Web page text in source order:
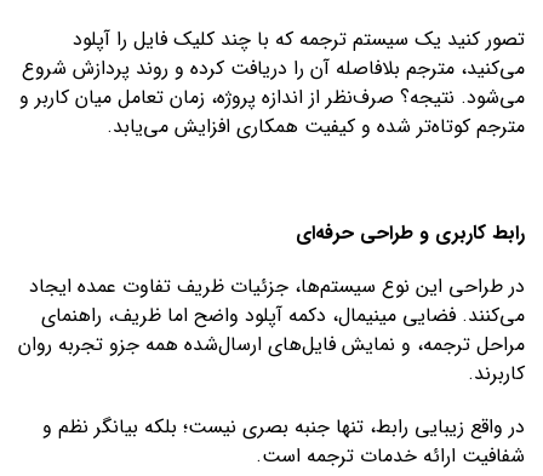
تصور کنید یک سیستم ترجمه که با چند کلیک فایل را آپلود
می‌کنید، مترجم بلافاصله آن را دریافت کرده و روند پردازش شروع
می‌شود. نتیجه؟ صرف‌نظر از اندازه پروژه، زمان تعامل میان کاربر و
مترجم کوتاه‌تر شده و کیفیت همکاری افزایش می‌یابد.
رابط کاربری و طراحی حرفه‌ای
در طراحی این نوع سیستم‌ها، جزئیات ظریف تفاوت عمده ایجاد
می‌کنند. فضایی مینیمال، دکمه آپلود واضح اما ظریف، راهنمای
مراحل ترجمه، و نمایش فایل‌های ارسال‌شده همه جزو تجربه روان
کاربرند.
در واقع زیبایی رابط، تنها جنبه بصری نیست؛ بلکه بیانگر نظم و
شفافیت ارائه خدمات ترجمه است.